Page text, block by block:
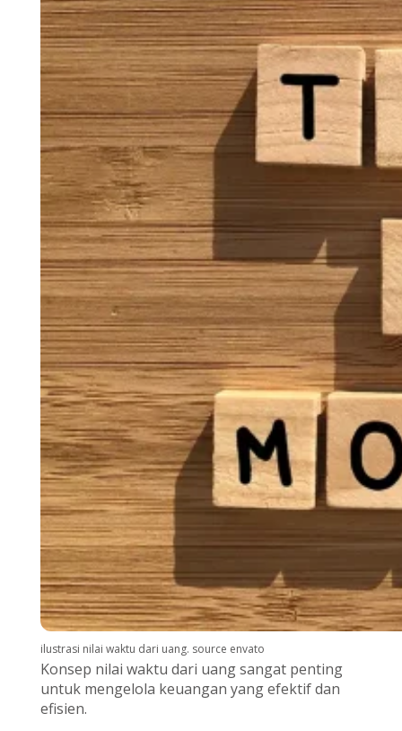
ilustrasi nilai waktu dari uang. source envato
Konsep nilai waktu dari uang sangat penting
untuk mengelola keuangan yang efektif dan
efisien.